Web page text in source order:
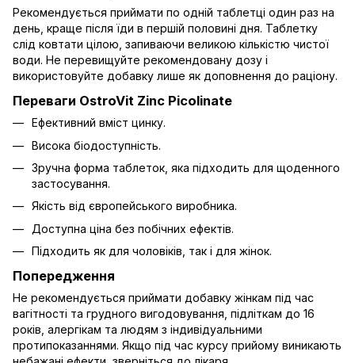
Рекомендується приймати по одній таблетці один раз на
день, краще після їди в першій половині дня. Таблетку
слід ковтати цілою, запиваючи великою кількістю чистої
води. Не перевищуйте рекомендовану дозу і
використовуйте добавку лише як доповнення до раціону.
Переваги OstroVit Zinc Picolinate
Ефективний вміст цинку.
Висока біодоступність.
Зручна форма таблеток, яка підходить для щоденного
застосування.
Якість від європейського виробника.
Доступна ціна без побічних ефектів.
Підходить як для чоловіків, так і для жінок.
Попередження
Не рекомендується приймати добавку жінкам під час
вагітності та грудного вигодовування, підліткам до 16
років, алергікам та людям з індивідуальними
протипоказаннями. Якщо під час курсу прийому виникають